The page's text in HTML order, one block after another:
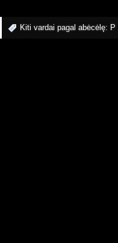
Kiti vardai pagal abėcėlę: P